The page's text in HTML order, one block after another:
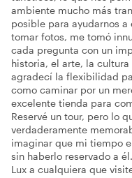
ambiente mucho más
posible para ayudarnos
tomar fotos, me tomó
cada pregunta con un
historia, el arte, la
agradecí la flexibilidad
como caminar por un
excelente tienda para
Reservé un tour, pero lo
verdaderamente
imaginar que mi tiempo
sin haberlo reservado a
Lux a cualquiera que